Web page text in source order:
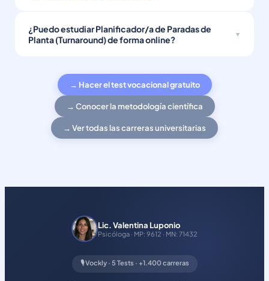
¿Puedo estudiar Planificador/a de Paradas de
Planta (Turnaround) de forma online?
→ Hacer el test vocacional gratuito
→ Conocer la metodología científica
→ Ver todas las carreras universitarias
Lic. Valentina Luponio
Psicóloga · MP: 9612 · MN: 71432
🎙️ Vockly · 5 Tests · +1.400 carreras